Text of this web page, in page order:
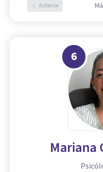
Anterior
6
Mariana